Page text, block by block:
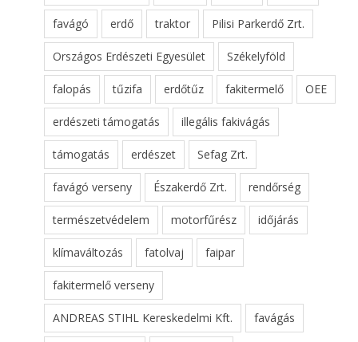
favágó erdő traktor Pilisi Parkerdő Zrt.
Országos Erdészeti Egyesület Székelyföld
falopás tűzifa erdőtűz fakitermelő OEE
erdészeti támogatás illegális fakivágás
támogatás erdészet Sefag Zrt.
favágó verseny Északerdő Zrt. rendőrség
természetvédelem motorfűrész időjárás
klímaváltozás fatolvaj faipar
fakitermelő verseny
ANDREAS STIHL Kereskedelmi Kft. favágás